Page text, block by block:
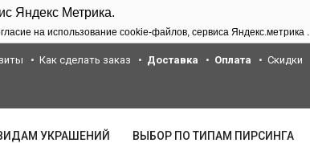
Яндекс Метрика.
на использование cookie-файлов, сервиса Яндекс.метрика .
Как сделать заказ Доставка Оплата Скидки
УКРАШЕНИЙ ВЫБОР ПО ТИПАМ ПИРСИНГА